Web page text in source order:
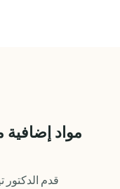
مواد إضافية
قدم الدكتور